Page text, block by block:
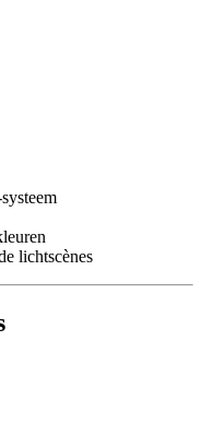
lichtscènes